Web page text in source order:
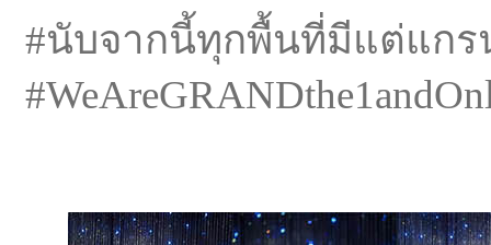
#นับจากนี้ทุกพื้นที่มีแต่แก